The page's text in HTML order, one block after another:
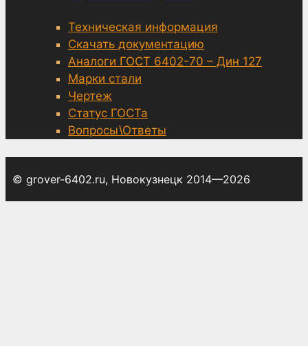
Техническая информация
Скачать документацию
Аналоги ГОСТ 6402-70 – Дин 127
Марки стали
Чертеж
Статус ГОСТа
Вопросы\Ответы
© grover-6402.ru, Новокузнецк 2014—2026